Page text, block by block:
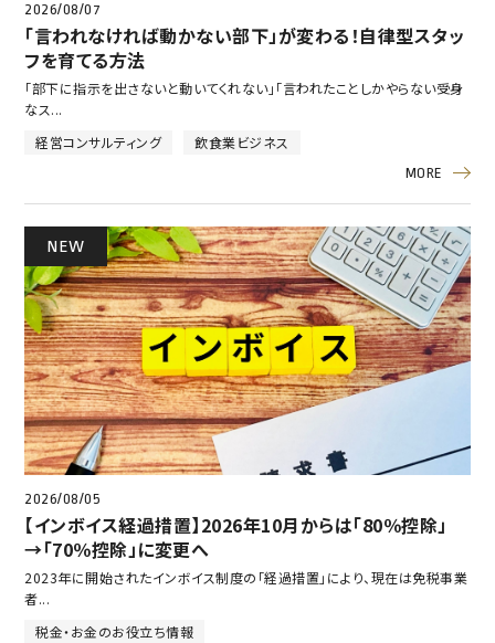
2026/08/07
「言われなければ動かない部下」が変わる！自律型スタッ
フを育てる方法
「部下に指示を出さないと動いてくれない」「言われたことしかやらない受身
なス...
経営コンサルティング
飲食業ビジネス
MORE
NEW
2026/08/05
【インボイス経過措置】2026年10月からは「80％控除」
→「70％控除」に変更へ
2023年に開始されたインボイス制度の「経過措置」により、現在は免税事業
者...
税金・お金のお役立ち情報